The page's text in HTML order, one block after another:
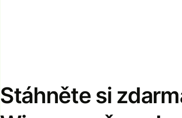
Stáhněte si